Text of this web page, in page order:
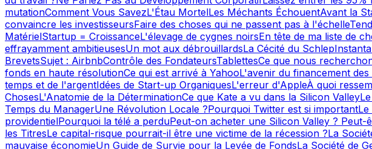
mutationComment Vous SavezL'Étau MortelLes Méchants ÉchouentAvant la
convaincre les investisseursFaire des choses qui ne passent pas à l'échelle
MatérielStartup = CroissanceL'élevage de cygnes noirsEn tête de ma liste de
effrayamment ambitieusesUn mot aux débrouillardsLa Cécité du Schlep
BrevetsSujet : AirbnbContrôle des FondateursTablettesCe que nous
fonds en haute résolutionCe qui est arrivé à YahooL'avenir du financement
temps et de l'argentIdées de Start-up OrganiquesL'erreur d'AppleÀ quoi
ChosesL'Anatomie de la DéterminationCe que Kate a vu dans la Silicon Valley
Temps du ManagerUne Révolution Locale ?Pourquoi Twitter est si important
providentielPourquoi la télé a perduPeut-on acheter une Silicon Valley ? Peut-
les TitresLe capital-risque pourrait-il être une victime de la récession ?La
mauvaise économieUn Guide de Survie pour la Levée de FondsLa Société de